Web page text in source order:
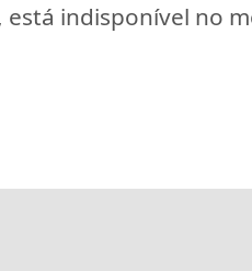
indisponível no